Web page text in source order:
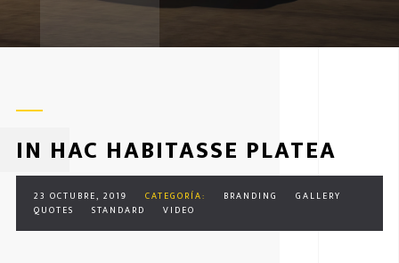
IN HAC HABITASSE PLATEA
23 OCTUBRE, 2019 CATEGORÍA: BRANDING
GALLERY
QUOTES
STANDARD VIDEO